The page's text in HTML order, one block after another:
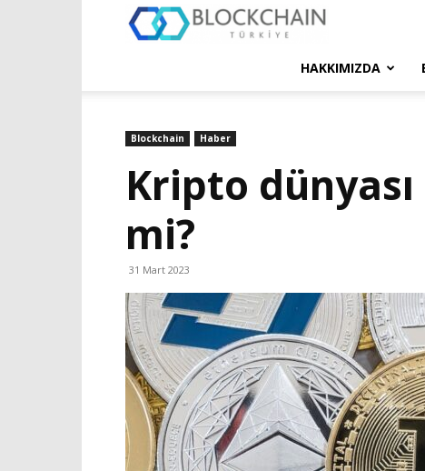
Türkiye
HAKKIMIZDA
Blockchain Haber
Kripto
mi?
31 Mart 2023